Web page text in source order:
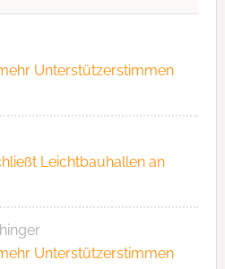
Unterstützerstimmen
Leichtbauhallen an
Unterstützerstimmen